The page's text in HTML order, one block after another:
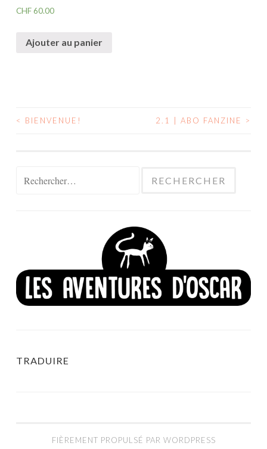
CHF60.00
Ajouter au panier
NAVIGATION
ARTICLES
< BIENVENUE! 2.1 | ABO FANZINE >
TRADUIRE
FIÈREMENT PROPULSÉ PAR WORDPRESS